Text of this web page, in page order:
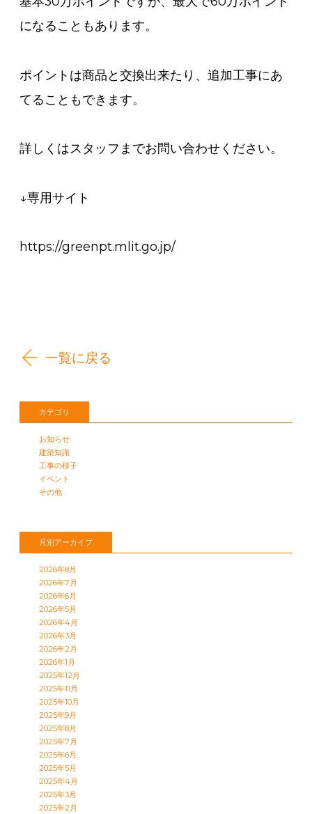
になることもあります。
ポイントは商品と交換出来たり、追加工事にあ
てることもできます。
詳しくはスタッフまでお問い合わせください。
↓専用サイト
https://greenpt.mlit.go.jp/
一覧に戻る
カテゴリ
お知らせ
建築知識
工事の様子
イベント
その他
月別アーカイブ
2026年8月
2026年7月
2026年6月
2026年5月
2026年4月
2026年3月
2026年2月
2026年1月
2025年12月
2025年11月
2025年10月
2025年9月
2025年8月
2025年7月
2025年6月
2025年5月
2025年4月
2025年3月
2025年2月